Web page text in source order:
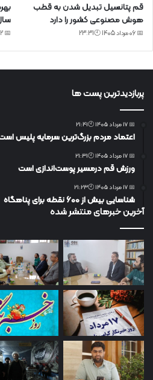
قم پتانسیل تبدیل شدن به قطب
هوش مصنوعی کشور را دارد
📅 06 مرداد 1405 🕙23:31 📅 02 مرداد 1405 🕙18:47
پربازدیدترین پست ها
📅 17 مرداد 1405 🕙21:41
اعتماد مردم بزرگ‌ترین سرمایه پلیس
📅 17 مرداد 1405 🕙21:31
ورزش قم درمسیر پوست‌اندازی است
📅 17 مرداد 1405 🕙21:23
شناسایی بیش از ۶۰۰ نقطه برای پناهگاه
آخرین خبرهای منتشر شده